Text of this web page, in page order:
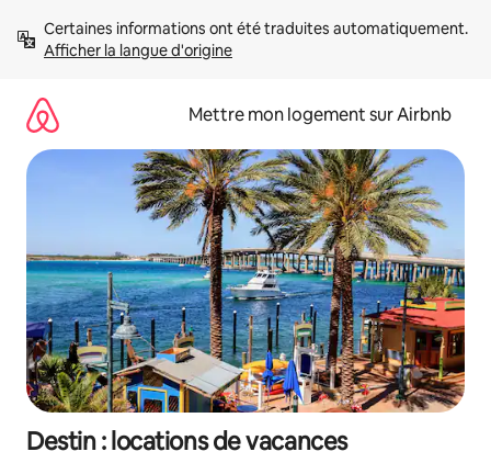
directement
Afficher la langue d'origine
Mettre mon logement sur Airbnb
Destin : locations de vacances